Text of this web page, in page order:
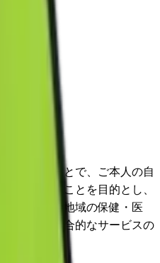
提供することで、ご本人の自
をはかることを目的とし、
市区町村や地域の保健・医
を図り、総合的なサービスの